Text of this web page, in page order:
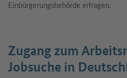
Einbürgerungsbehörde erfragen.
Zugang zum
Jobsuche in